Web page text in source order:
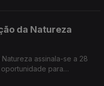
da Natureza
assinala-se a 28
para